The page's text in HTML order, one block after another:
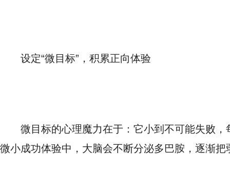
设定“微目标”，积累正向体验
微目标的心理魔力在于：它小到不可能失败
微小成功体验中，大脑会不断分泌多巴胺，逐渐把